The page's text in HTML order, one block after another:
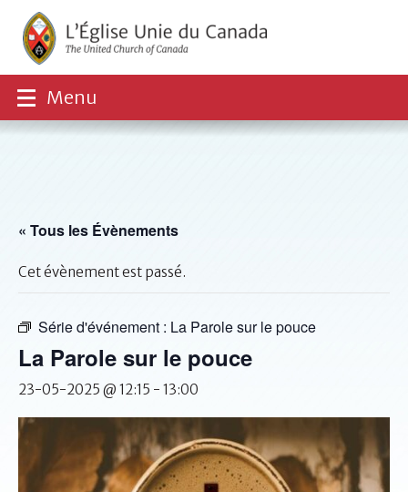
Menu
« Tous les Évènements
Cet évènement est passé.
Série d'événement : La Parole sur le pouce
La Parole sur le pouce
23-05-2025 @ 12:15 - 13:00